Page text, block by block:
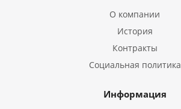
О компании
История
Контракты
Социальная политика
Информация